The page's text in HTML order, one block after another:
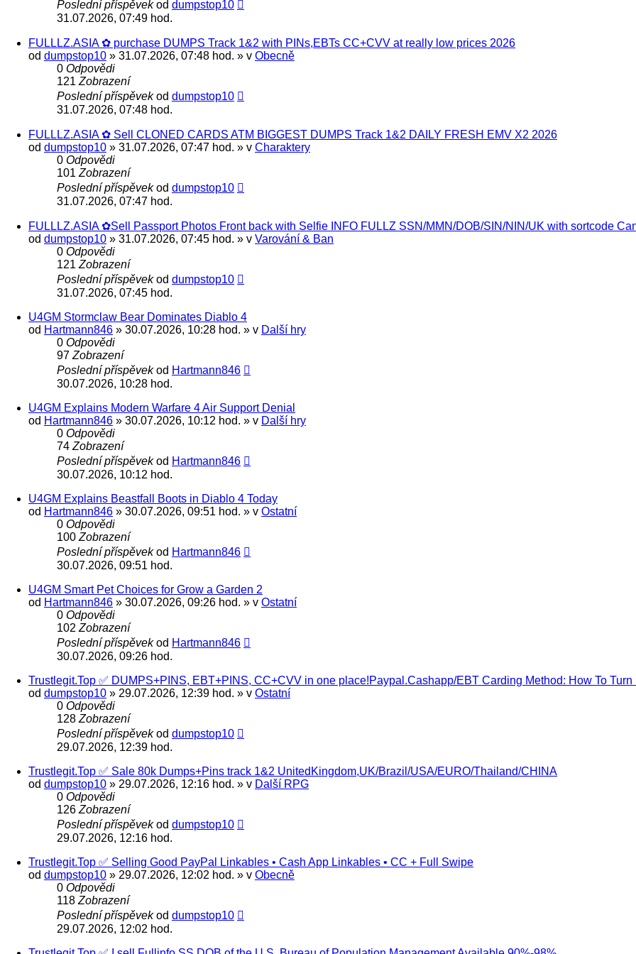
Poslední příspěvekod dumpstop10
31.07.2026, 07:49 hod.
FULLLZ.ASIA ✿ purchase DUMPS Track 1&2 with PINs,EBTs CC+CVV at really low prices 2026
od dumpstop10 » 31.07.2026, 07:48 hod. » v Obecně
0 Odpovědi
121 Zobrazení
Poslední příspěvekod dumpstop10
31.07.2026, 07:48 hod.
FULLLZ.ASIA ✿ Sell CLONED CARDS ATM BIGGEST DUMPS Track 1&2 DAILY FRESH EMV X2 2026
od dumpstop10 » 31.07.2026, 07:47 hod. » v Charaktery
0 Odpovědi
101 Zobrazení
Poslední příspěvekod dumpstop10
31.07.2026, 07:47 hod.
FULLLZ.ASIA ✿Sell Passport Photos Front back with Selfie INFO FULLZ SSN/MMN/DOB/SIN/NIN/UK with sortcode
od dumpstop10 » 31.07.2026, 07:45 hod. » v Varování & Ban
0 Odpovědi
121 Zobrazení
Poslední příspěvekod dumpstop10
31.07.2026, 07:45 hod.
U4GM Stormclaw Bear Dominates Diablo 4
od Hartmann846 » 30.07.2026, 10:28 hod. » v Další hry
0 Odpovědi
97 Zobrazení
Poslední příspěvekod Hartmann846
30.07.2026, 10:28 hod.
U4GM Explains Modern Warfare 4 Air Support Denial
od Hartmann846 » 30.07.2026, 10:12 hod. » v Další hry
0 Odpovědi
74 Zobrazení
Poslední příspěvekod Hartmann846
30.07.2026, 10:12 hod.
U4GM Explains Beastfall Boots in Diablo 4 Today
od Hartmann846 » 30.07.2026, 09:51 hod. » v Ostatní
0 Odpovědi
100 Zobrazení
Poslední příspěvekod Hartmann846
30.07.2026, 09:51 hod.
U4GM Smart Pet Choices for Grow a Garden 2
od Hartmann846 » 30.07.2026, 09:26 hod. » v Ostatní
0 Odpovědi
102 Zobrazení
Poslední příspěvekod Hartmann846
30.07.2026, 09:26 hod.
Trustlegit.Top ✅ DUMPS+PINS, EBT+PINS, CC+CVV in one place!Paypal.Cashapp/EBT Carding Method: How To Turn
od dumpstop10 » 29.07.2026, 12:39 hod. » v Ostatní
0 Odpovědi
128 Zobrazení
Poslední příspěvekod dumpstop10
29.07.2026, 12:39 hod.
Trustlegit.Top ✅ Sale 80k Dumps+Pins track 1&2 UnitedKingdom,UK/Brazil/USA/EURO/Thailand/CHINA
od dumpstop10 » 29.07.2026, 12:16 hod. » v Další RPG
0 Odpovědi
126 Zobrazení
Poslední příspěvekod dumpstop10
29.07.2026, 12:16 hod.
Trustlegit.Top ✅ Selling Good PayPal Linkables • Cash App Linkables • CC + Full Swipe
od dumpstop10 » 29.07.2026, 12:02 hod. » v Obecně
0 Odpovědi
118 Zobrazení
Poslední příspěvekod dumpstop10
29.07.2026, 12:02 hod.